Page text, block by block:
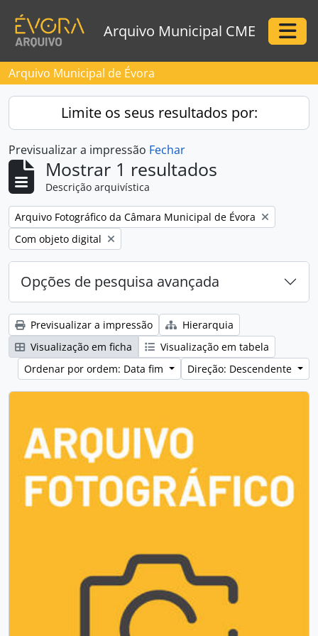
Arquivo Municipal CME
Arquivo Municipal de Évora
Limite os seus resultados por:
Previsualizar a impressão Fechar
Mostrar 1 resultados
Descrição arquivística
Remove filter:
Arquivo Fotográfico da Câmara Municipal de Évora
Remove filter:
Com objeto digital
Opções de pesquisa avançada
Previsualizar a impressão
Hierarquia
Visualização em ficha
Visualização em tabela
Ordenar por ordem: Data fim
Direção: Descendente